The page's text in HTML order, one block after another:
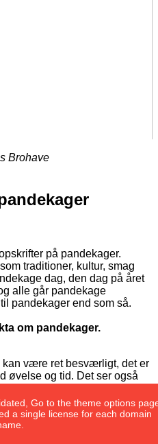
Brohave
på pandekager.
traditioner, kultur, smag
dag, den dag på året
alle går pandekage
pandekager end som så.
om pandekager.
kan være ret besværligt, det er
øvelse og tid. Det ser også
panden igen. Vidste du at
pandekage i luften på 2
Go to the theme options
a single license for each domain